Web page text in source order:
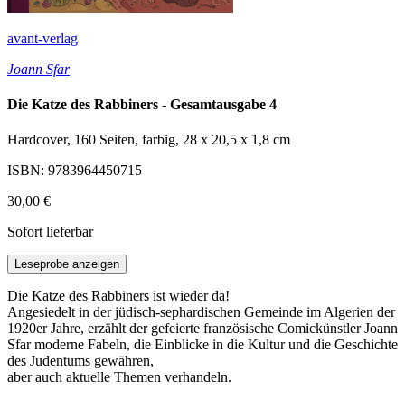
avant-verlag
Joann Sfar
Die Katze des Rabbiners - Gesamtausgabe 4
Hardcover, 160 Seiten, farbig, 28 x 20,5 x 1,8 cm
ISBN: 9783964450715
30,00 €
Sofort lieferbar
Leseprobe anzeigen
Die Katze des Rabbiners ist wieder da!
Angesiedelt in der jüdisch-sephardischen Gemeinde im Algerien der
1920er Jahre, erzählt der gefeierte französische Comickünstler Joann
Sfar moderne Fabeln, die Einblicke in die Kultur und die Geschichte
des Judentums gewähren,
aber auch aktuelle Themen verhandeln.